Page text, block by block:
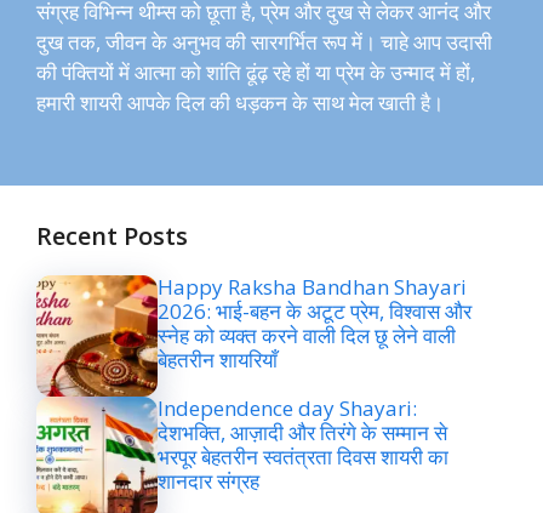
संग्रह विभिन्न थीम्स को छूता है, प्रेम और दुख से लेकर आनंद और
दुख तक, जीवन के अनुभव की सारगर्भित रूप में। चाहे आप उदासी
की पंक्तियों में आत्मा को शांति ढूंढ़ रहे हों या प्रेम के उन्माद में हों,
हमारी शायरी आपके दिल की धड़कन के साथ मेल खाती है।
Recent Posts
Happy Raksha Bandhan Shayari
2026: भाई-बहन के अटूट प्रेम, विश्वास और
स्नेह को व्यक्त करने वाली दिल छू लेने वाली
बेहतरीन शायरियाँ
Independence day Shayari:
देशभक्ति, आज़ादी और तिरंगे के सम्मान से
भरपूर बेहतरीन स्वतंत्रता दिवस शायरी का
शानदार संग्रह